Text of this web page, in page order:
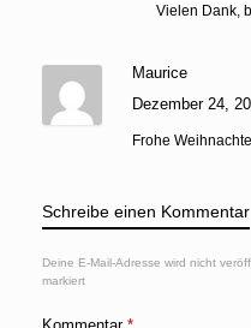
Vielen Dank,
Maurice
Dezember 24,
Frohe
Schreibe einen Kommentar
Deine E-Mail-Adresse wird nicht
markiert